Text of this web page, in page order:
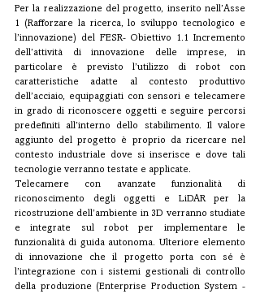
Per la realizzazione del progetto, inserito nell’Asse
1 (Rafforzare la ricerca, lo sviluppo tecnologico e
l’innovazione) del FESR- Obiettivo 1.1 Incremento
dell’attività di innovazione delle imprese, in
particolare è previsto l’utilizzo di robot con
caratteristiche adatte al contesto produttivo
dell’acciaio, equipaggiati con sensori e telecamere
in grado di riconoscere oggetti e seguire percorsi
predefiniti all’interno dello stabilimento. Il valore
aggiunto del progetto è proprio da ricercare nel
contesto industriale dove si inserisce e dove tali
tecnologie verranno testate e applicate.
Telecamere con avanzate funzionalità di
riconoscimento degli oggetti e LiDAR per la
ricostruzione dell’ambiente in 3D verranno studiate
e integrate sul robot per implementare le
funzionalità di guida autonoma. Ulteriore elemento
di innovazione che il progetto porta con sé è
l’integrazione con i sistemi gestionali di controllo
della produzione (Enterprise Production System -